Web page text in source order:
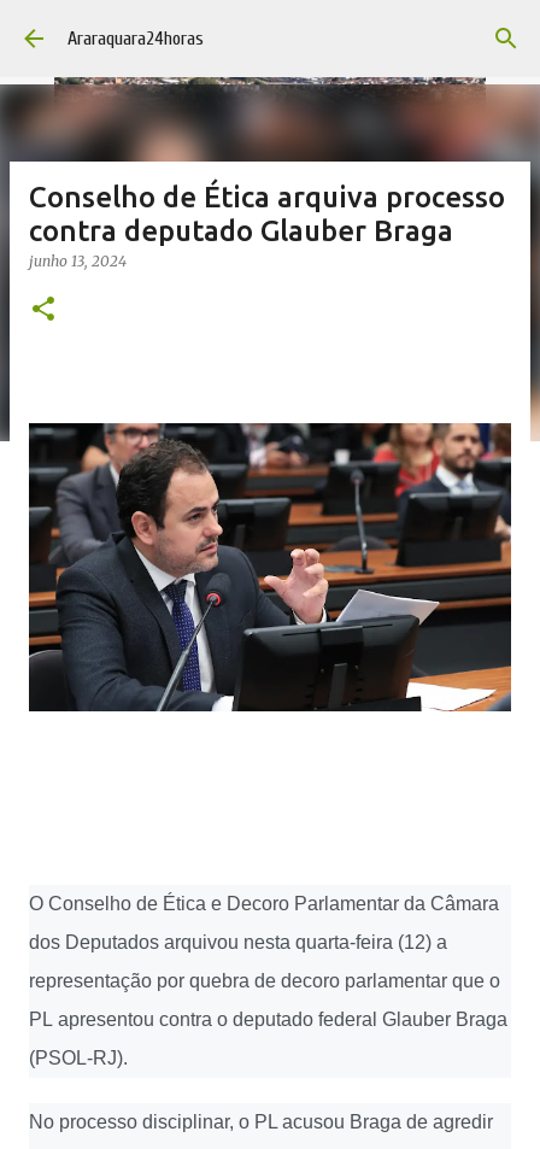
Pular para o conteúdo principal
Araraquara24horas
Conselho de Ética arquiva processo
contra deputado Glauber Braga
junho 13, 2024
O Conselho de Ética e Decoro Parlamentar da Câmara
dos Deputados arquivou nesta quarta-feira (12) a
representação por quebra de decoro parlamentar que o
PL apresentou contra o deputado federal Glauber Braga
(PSOL-RJ).
No processo disciplinar, o PL acusou Braga de agredir